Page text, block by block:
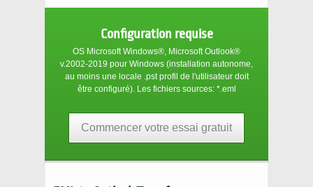
Configuration requise
OS Microsoft Windows®, Microsoft Outlook®
v.2002-2019 pour Windows (installation autonome,
au moins une locale .pstprofil de l'utilisateur doit
être configuré). Les fichiers sources: *.eml
Commencer votre essai gratuit